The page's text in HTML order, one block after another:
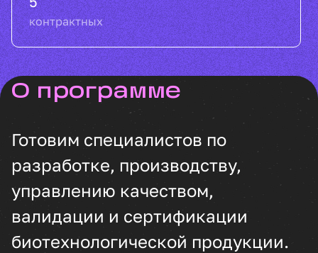
контрактных
о программе
Готовим специалистов по
разработке, производству,
управлению качеством,
валидации и сертификации
биотехнологической продукции.